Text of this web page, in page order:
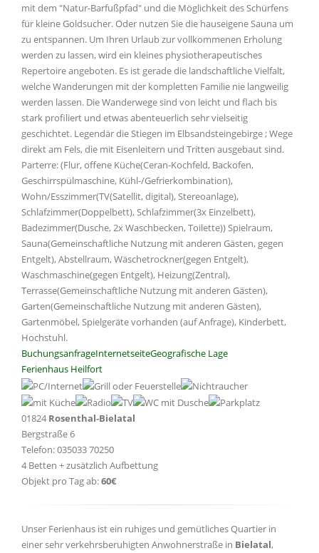
mit dem "Natur-Barfußpfad" und die Möglichkeit des Schürfens
für kleine Goldsucher. Oder nutzen Sie die hauseigene Sauna um
zu entspannen. Um Ihren Urlaub zur vollkommenen Erholung
werden zu lassen, wird ein kleines physiotherapeutisches
Repertoire angeboten. Es ist gerade die landschaftliche Vielfalt,
welche Wanderungen mit der kompletten Familie nie langweilig
werden lassen. Die Wanderwege sind von leicht und flach bis
stark profiliert und etwas abenteuerlich sehr vielseitig
geschichtet. Legendär die Stiegen im Elbsandsteingebirge ; Wege
direkt am Fels, die mit Eisenleitern und Tritten ausgebaut sind.
Parterre: (Flur, offene Küche(Ceran-Kochfeld, Backofen,
Geschirrspülmaschine, Kühl-/Gefrierkombination),
Wohn/Esszimmer(TV(Satellit, digital), Stereoanlage),
Schlafzimmer(Doppelbett), Schlafzimmer(3x Einzelbett),
Badezimmer(Dusche, 2x Waschbecken, Toilette)) Spielraum,
Sauna(Gemeinschaftliche Nutzung mit anderen Gästen, gegen
Entgelt), Abstellraum, Wäschetrockner(gegen Entgelt),
Waschmaschine(gegen Entgelt), Heizung(Zentral),
Terrasse(Gemeinschaftliche Nutzung mit anderen Gästen),
Garten(Gemeinschaftliche Nutzung mit anderen Gästen),
Gartenmöbel, Spielgeräte vorhanden (auf Anfrage), Kinderbett,
Hochstuhl.
BuchungsanfrageInternetseiteGeografische Lage
Ferienhaus Heilfort
01824 Rosenthal-Bielatal
Bergstraße 6
Telefon: 035033 70250
4 Betten + zusätzlich Aufbettung
Objekt pro Tag ab:60€
Unser Ferienhaus ist ein ruhiges und gemütliches Quartier in
einer sehr verkehrsberuhigten Anwohnerstraße in Bielatal,